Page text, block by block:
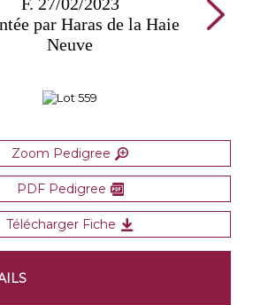
par Haras de la Haie
Neuve
Zoom Pedigree
PDF Pedigree
Télécharger Fiche